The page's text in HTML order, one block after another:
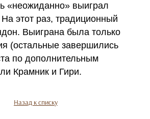
«неожиданно» выиграл
этот раз, традиционный
Выиграна была только
(остальные завершились
по дополнительным
Крамник и Гири.
Назад к списку